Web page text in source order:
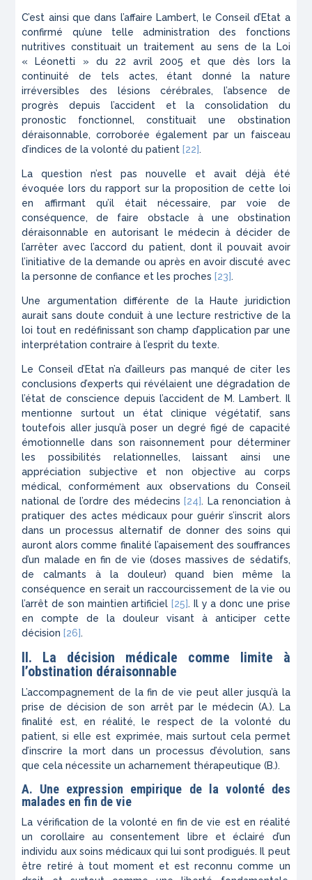
C’est ainsi que dans l’affaire Lambert, le Conseil d’Etat a
confirmé qu’une telle administration des fonctions
nutritives constituait un traitement au sens de la Loi
« Léonetti » du 22 avril 2005 et que dès lors la
continuité de tels actes, étant donné la nature
irréversibles des lésions cérébrales, l’absence de
progrès depuis l’accident et la consolidation du
pronostic fonctionnel, constituait une obstination
déraisonnable, corroborée également par un faisceau
d’indices de la volonté du patient [22].
La question n’est pas nouvelle et avait déjà été
évoquée lors du rapport sur la proposition de cette loi
en affirmant qu’il était nécessaire, par voie de
conséquence, de faire obstacle à une obstination
déraisonnable en autorisant le médecin à décider de
l’arrêter avec l’accord du patient, dont il pouvait avoir
l’initiative de la demande ou après en avoir discuté avec
la personne de confiance et les proches [23].
Une argumentation différente de la Haute juridiction
aurait sans doute conduit à une lecture restrictive de la
loi tout en redéfinissant son champ d’application par une
interprétation contraire à l’esprit du texte.
Le Conseil d’Etat n’a d’ailleurs pas manqué de citer les
conclusions d’experts qui révélaient une dégradation de
l’état de conscience depuis l’accident de M. Lambert. Il
mentionne surtout un état clinique végétatif, sans
toutefois aller jusqu’à poser un degré figé de capacité
émotionnelle dans son raisonnement pour déterminer
les possibilités relationnelles, laissant ainsi une
appréciation subjective et non objective au corps
médical, conformément aux observations du Conseil
national de l’ordre des médecins [24]. La renonciation à
pratiquer des actes médicaux pour guérir s’inscrit alors
dans un processus alternatif de donner des soins qui
auront alors comme finalité l’apaisement des souffrances
d’un malade en fin de vie (doses massives de sédatifs,
de calmants à la douleur) quand bien même la
conséquence en serait un raccourcissement de la vie ou
l’arrêt de son maintien artificiel [25]. Il y a donc une prise
en compte de la douleur visant à anticiper cette
décision [26].
II. La décision médicale comme limite à
l’obstination déraisonnable
L’accompagnement de la fin de vie peut aller jusqu’à la
prise de décision de son arrêt par le médecin (A.). La
finalité est, en réalité, le respect de la volonté du
patient, si elle est exprimée, mais surtout cela permet
d’inscrire la mort dans un processus d’évolution, sans
que cela nécessite un acharnement thérapeutique (B.).
A. Une expression empirique de la volonté des
malades en fin de vie
La vérification de la volonté en fin de vie est en réalité
un corollaire au consentement libre et éclairé d’un
individu aux soins médicaux qui lui sont prodigués. Il peut
être retiré à tout moment et est reconnu comme un